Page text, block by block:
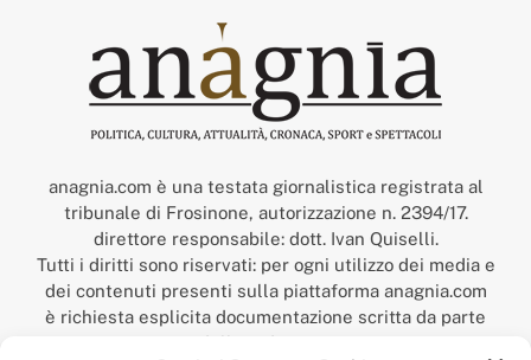
anagnia.com è una testata giornalistica registrata al
tribunale di Frosinone, autorizzazione n. 2394/17.
direttore responsabile: dott. Ivan Quiselli.
Tutti i diritti sono riservati: per ogni utilizzo dei media e
dei contenuti presenti sulla piattaforma anagnia.com
è richiesta esplicita documentazione scritta da parte
della redazione.